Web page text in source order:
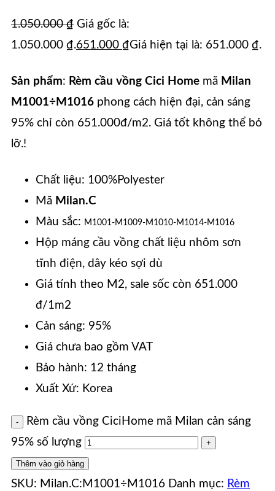
1.050.000₫ Giá gốc là:
1.050.000 ₫.651.000 ₫Giá hiện tại là: 651.000 ₫.
Sản phẩm: Rèm cầu vồng Cici Home mã Milan
M1001÷M1016 phong cách hiện đại, cản sáng
95% chỉ còn 651.000đ/m2. Giá tốt không thể bỏ
lỡ.!
Chất liệu: 100%Polyester
Mã Milan.C
Màu sắc: M1001-M1009-M1010-M1014-M1016
Hộp máng cầu vồng chất liệu nhôm sơn
tĩnh điện, dây kéo sợi dù
Giá tính theo M2, sale sốc còn 651.000
đ/1m2
Cản sáng: 95%
Giá chưa bao gồm VAT
Bảo hành: 12 tháng
Xuất Xứ: Korea
Rèm cầu vồng CiciHome mã Milan cản sáng
95% số lượng
Thêm vào giỏ hàng
SKU: Milan.C:M1001÷M1016 Danh mục: Rèm